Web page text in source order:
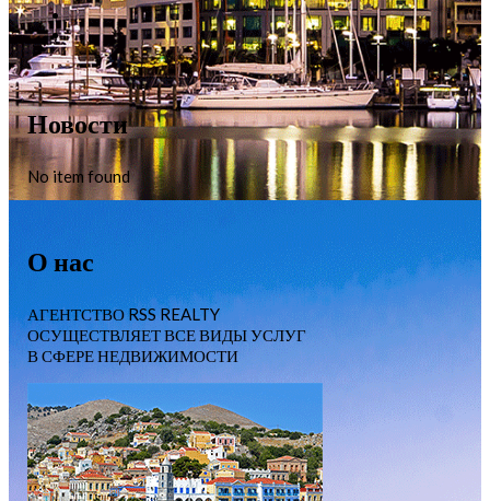
Новости
No item found
О нас
АГЕНТСТВО RSS REALTY
ОСУЩЕСТВЛЯЕТ ВСЕ ВИДЫ УСЛУГ
В СФЕРЕ НЕДВИЖИМОСТИ